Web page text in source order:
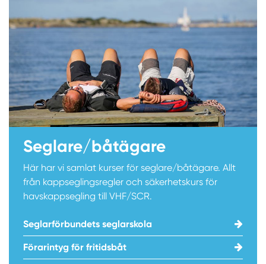
Seglare/båtägare
Här har vi samlat kurser för seglare/båtägare. Allt
från kappseglingsregler och säkerhetskurs för
havskappsegling till VHF/SCR.
Seglarförbundets seglarskola
Förarintyg för fritidsbåt